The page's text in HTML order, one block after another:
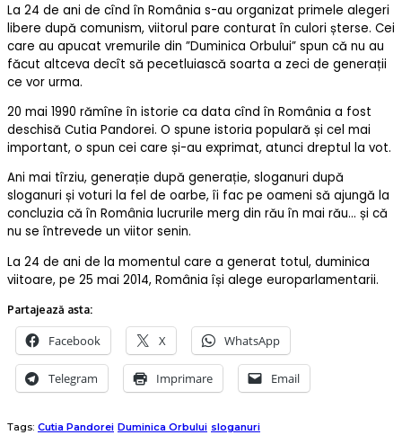
La 24 de ani de cînd în România s-au organizat primele alegeri
libere după comunism, viitorul pare conturat în culori șterse. Cei
care au apucat vremurile din ”Duminica Orbului” spun că nu au
făcut altceva decît să pecetluiască soarta a zeci de generații
ce vor urma.
20 mai 1990 rămîne în istorie ca data cînd în România a fost
deschisă Cutia Pandorei. O spune istoria populară și cel mai
important, o spun cei care și-au exprimat, atunci dreptul la vot.
Ani mai tîrziu, generație după generație, sloganuri după
sloganuri și voturi la fel de oarbe, îi fac pe oameni să ajungă la
concluzia că în România lucrurile merg din rău în mai rău… și că
nu se întrevede un viitor senin.
La 24 de ani de la momentul care a generat totul, duminica
viitoare, pe 25 mai 2014, România își alege europarlamentarii.
Partajează asta:
Facebook X WhatsApp
Telegram Imprimare Email
Tags: Cutia Pandorei Duminica Orbului sloganuri